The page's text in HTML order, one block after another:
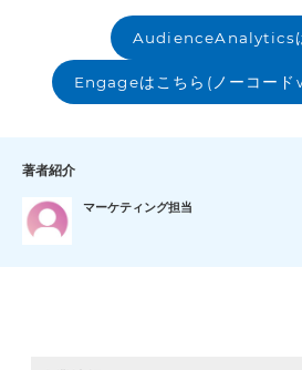
AudienceAnalytics
Engageはこちら(ノーコード
著者紹介
マーケティング担当